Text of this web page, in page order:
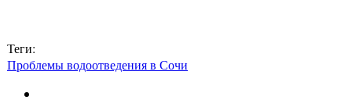
Теги:
Проблемы водоотведения в Сочи